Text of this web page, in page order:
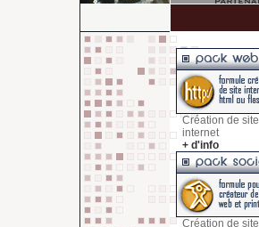
Création de site
internet
+ d'info
Création de site